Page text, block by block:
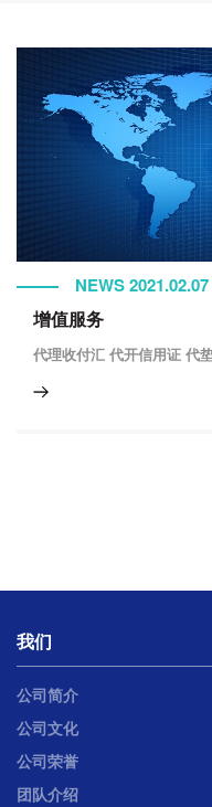
NEWS 2021.02.07
增值服务
代理收付汇 代开信用证 代
我们
公司简介
公司文化
公司荣誉
团队介绍